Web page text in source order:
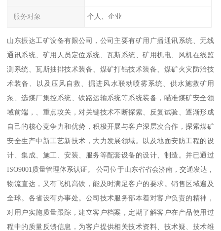
服务对象 个人、企业
山东振达工矿设备有限公司，公司主要有矿用广播通讯系统、无线
通讯系统、矿用人员定位系统、瓦斯系统、矿用机电、风机在线监
测系统、瓦斯抽排技术装备、煤矿打钻技术装备、煤矿火灾防治技
术装备、以及压风自救、掘进风水联动喷雾系统、供水施救矿用
泵、选煤厂集控系统、铁路运输系统等系统装备，瞄准煤矿安全领
域前端，、重点攻关，对关键技术不断探索、反复试验、逐渐形成
自己的核心竞争力和优势，积极开展与客户深层次合作，探索煤矿
安全生产中新工艺新技术，大力发展领域。以及地面安防工程的设
计、集成、施工、安装、服务等配套设备的设计、制造。并已通过
ISO9001质量管理体系认证。 公司位于山东省省会济南，交通发达，
物流直达，又有飞机高铁，能及时满足客户的要求。销售区域遍及
全球。各省设有办事处。公司技术服务部本着对客户负责的精神，
对用户实施质量跟踪，建立客户档案，定期了解客户在产品使用过
程中的质量反馈信息，为客户提供相关技术资料、技术疑、技术维